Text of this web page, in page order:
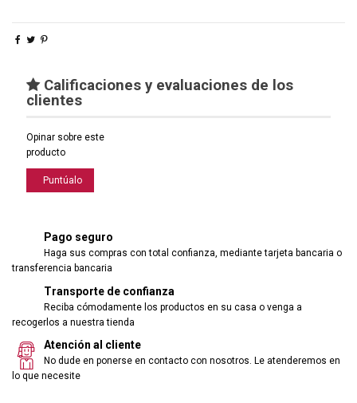
Calificaciones y evaluaciones de los
clientes
Opinar sobre este
producto
Puntúalo
Pago seguro
Haga sus compras con total confianza, mediante tarjeta bancaria o
transferencia bancaria
Transporte de confianza
Reciba cómodamente los productos en su casa o venga a
recogerlos a nuestra tienda
Atención al cliente
No dude en ponerse en contacto con nosotros. Le atenderemos en
lo que necesite